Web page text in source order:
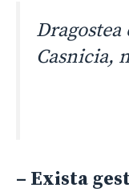
Casnicia,
– Exista